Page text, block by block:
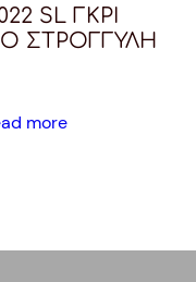
SL ΓΚΡΙ
ΣΤΡΟΓΓΥΛΗ
more